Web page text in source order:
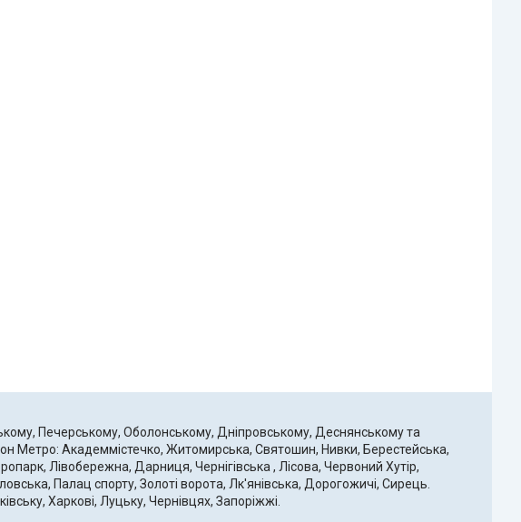
Печерському, Оболонському, Дніпровському, Деснянському та
Метро: Академмістечко, Житомирська, Святошин, Нивки, Берестейська,
Лівобережна, Дарниця, Чернігівська , Лісова, Червоний Хутір,
Палац спорту, Золоті ворота, Лк'янівська, Дорогожичі, Сирець.
Харкові, Луцьку, Чернівцях, Запоріжжі.